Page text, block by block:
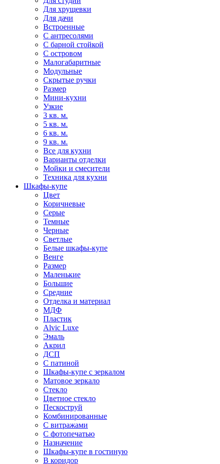
Для хрущевки
Для дачи
Встроенные
С антресолями
С барной стойкой
С островом
Малогабаритные
Модульные
Скрытые ручки
Размер
Мини-кухни
Узкие
3 кв. м.
5 кв. м.
6 кв. м.
9 кв. м.
Все для кухни
Варианты отделки
Мойки и смесители
Техника для кухни
Шкафы-купе
Цвет
Коричневые
Серые
Темные
Черные
Светлые
Белые шкафы-купе
Венге
Размер
Маленькие
Большие
Средние
Отделка и материал
МДФ
Пластик
Alvic Luxe
Эмаль
Акрил
ДСП
С патиной
Шкафы-купе с зеркалом
Матовое зеркало
Стекло
Цветное стекло
Пескоструй
Комбинированные
С витражами
С фотопечатью
Назначение
Шкафы-купе в гостиную
В коридор